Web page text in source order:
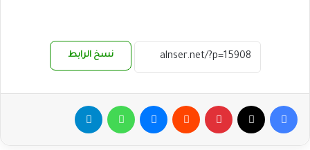
نسخ الرابط
فيسبوك بينتيريست ماسنجر واتساب